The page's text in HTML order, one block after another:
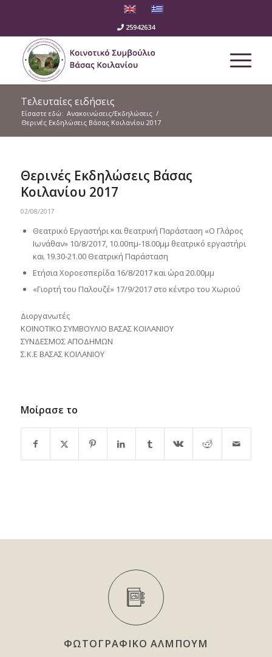
25942634
Τελευταίες ειδήσεις
Είσαστε εδώ: Ανακοινώσεις/Εκδηλώσεις /
Θερινές Εκδηλώσεις Βάσας Κοιλανίου 2017
Θερινές Εκδηλώσεις Βάσας
Κοιλανίου 2017
02/08/2017
Θεατρικό Εργαστήρι και θεατρική Παράσταση «Ο Γλάρος
Ιωνάθαν» 10/8/2017, 10.00πμ-18.00μμ θεατρικό εργαστήρι
και 19.30-21.00 Θεατρική Παράσταση
Ετήσια Χοροεσπερίδα 16/8/2017 και ώρα 20.00μμ
«Γιορτή του Παλουζέ» 17/9/2017 στο κέντρο του Χωριού
Διοργανωτές
ΚΟΙΝΟΤΙΚΟ ΣΥΜΒΟΥΛΙΟ ΒΑΣΑΣ ΚΟΙΛΑΝΙΟΥ
ΣΥΝΔΕΣΜΟΣ ΑΠΟΔΗΜΩΝ
Σ.Κ.Ε ΒΑΣΑΣ ΚΟΙΛΑΝΙΟΥ
Μοίρασε το
ΦΩΤΟΓΡΑΦΙΚΟ ΑΛΜΠΟΥΜ